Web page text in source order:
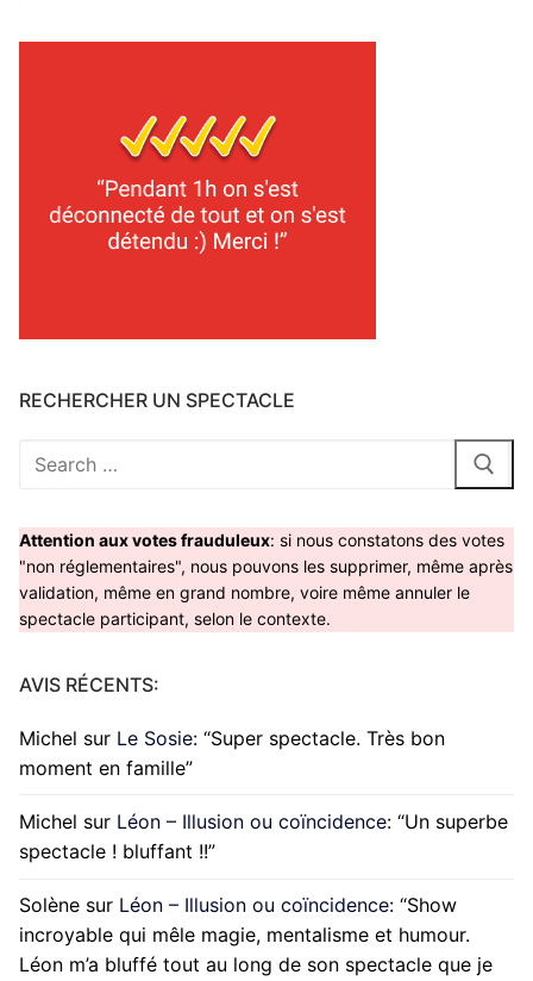
RECHERCHER UN SPECTACLE
Rechercher
Attention aux votes frauduleux: si nous constatons des votes
"non réglementaires", nous pouvons les supprimer, même après
validation, même en grand nombre, voire même annuler le
spectacle participant, selon le contexte.
AVIS RÉCENTS:
Michel sur Le Sosie: “Super spectacle. Très bon
moment en famille”
Michel sur Léon – Illusion ou coïncidence: “Un superbe
spectacle ! bluffant !!”
Solène sur Léon – Illusion ou coïncidence: “Show
incroyable qui mêle magie, mentalisme et humour.
Léon m’a bluffé tout au long de son spectacle que je